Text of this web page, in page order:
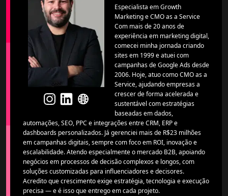
Especialista em Growth
Marketing e CMO as a Service
Com mais de 20 anos de
experiência em marketing digital,
comecei minha jornada criando
sites em 1999 e atuei com
campanhas de Google Ads desde
2006. Hoje, atuo como CMO as a
Service, ajudando empresas a
crescer de forma acelerada e
sustentável com estratégias
baseadas em dados,
automações, SEO, PPC e integrações entre CRM, ERP e
dashboards personalizados. Já gerenciei mais de R$23 milhões
em campanhas digitais, sempre com foco em ROI, inovação e
escalabilidade. Atendo especialmente o mercado B2B, apoiando
negócios em processos de decisão complexos e longos, com
soluções customizadas para influenciadores e decisores.
Acredito que crescimento exige estratégia, tecnologia e execução
precisa — e é isso que entrego em cada projeto.